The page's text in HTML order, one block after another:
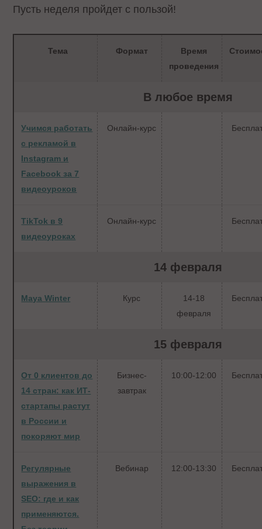
Пусть неделя пройдет с пользой!
Тема Формат
Время
проведения
В любое время
Учимся работать
с рекламой в
Instagram и
Facebook за 7
видеоуроков
Онлайн-курс
TikTok в 9
видеоуроках
Онлайн-курс
14 февраля
Maya Winter Курс
14-18
февраля
15 февраля
От 0 клиентов до
14 стран: как ИТ-
стартапы растут
в России и
покоряют мир
Бизнес-
завтрак
10:00-12:00
Регулярные
выражения в
SEO: где и как
применяются.
Вебинар 12:00-13:30